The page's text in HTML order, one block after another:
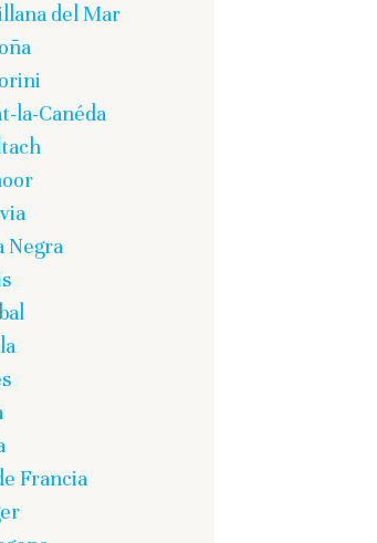
del Mar
la-Canéda
Negra
Francia